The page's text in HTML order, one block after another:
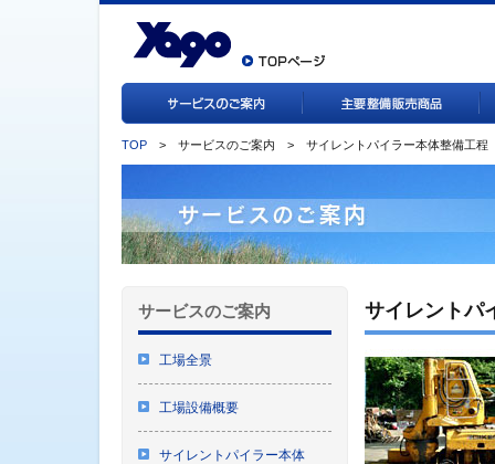
TOP > サービスのご案内 > サイレントパイラー本体整備工程
サイレントパ
サービスのご案内
工場全景
工場設備概要
サイレントパイラー本体